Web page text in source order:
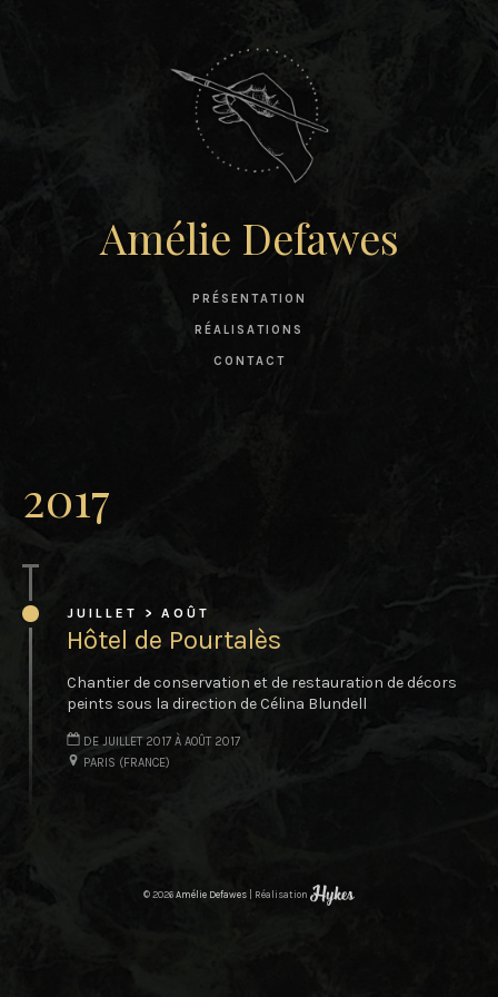
Amélie Defawes
PRÉSENTATION
RÉALISATIONS
CONTACT
2017
JUILLET > AOÛT
Hôtel de Pourtalès
Chantier de conservation et de restauration de décors
peints sous la direction de Célina Blundell
DE JUILLET 2017 À AOÛT 2017
PARIS (FRANCE)
© 2026 Amélie Defawes Réalisation